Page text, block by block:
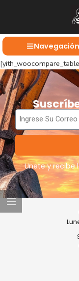
Navegación
Unete y